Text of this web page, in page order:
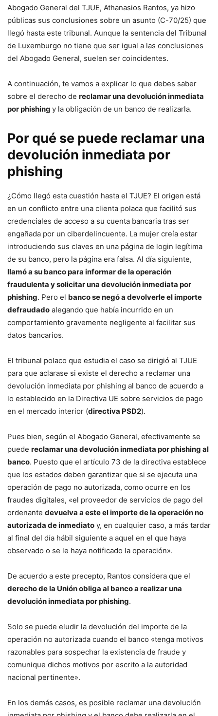
Abogado General del TJUE, Athanasios Rantos, ya hizo
públicas sus conclusiones sobre un asunto (C-70/25) que
llegó hasta este tribunal. Aunque la sentencia del Tribunal
de Luxemburgo no tiene que ser igual a las conclusiones
del Abogado General, suelen ser coincidentes.
A continuación, te vamos a explicar lo que debes saber
sobre el derecho de reclamar una devolución inmediata
por phishing y la obligación de un banco de realizarla.
Por qué se puede reclamar una
devolución inmediata por
phishing
¿Cómo llegó esta cuestión hasta el TJUE? El origen está
en un conflicto entre una clienta polaca que facilitó sus
credenciales de acceso a su cuenta bancaria tras ser
engañada por un ciberdelincuente. La mujer creía estar
introduciendo sus claves en una página de login legítima
de su banco, pero la página era falsa. Al día siguiente,
llamó a su banco para informar de la operación
fraudulenta y solicitar una devolución inmediata por
phishing. Pero el banco se negó a devolverle el importe
defraudado alegando que había incurrido en un
comportamiento gravemente negligente al facilitar sus
datos bancarios.
El tribunal polaco que estudia el caso se dirigió al TJUE
para que aclarase si existe el derecho a reclamar una
devolución inmediata por phishing al banco de acuerdo a
lo establecido en la Directiva UE sobre servicios de pago
en el mercado interior (directiva PSD2).
Pues bien, según el Abogado General, efectivamente se
puede reclamar una devolución inmediata por phishing al
banco. Puesto que el artículo 73 de la directiva establece
que los estados deben garantizar que si se ejecuta una
operación de pago no autorizada, como ocurre en los
fraudes digitales, «el proveedor de servicios de pago del
ordenante devuelva a este el importe de la operación no
autorizada de inmediato y, en cualquier caso, a más tardar
al final del día hábil siguiente a aquel en el que haya
observado o se le haya notificado la operación».
De acuerdo a este precepto, Rantos considera que el
derecho de la Unión obliga al banco a realizar una
devolución inmediata por phishing.
Solo se puede eludir la devolución del importe de la
operación no autorizada cuando el banco «tenga motivos
razonables para sospechar la existencia de fraude y
comunique dichos motivos por escrito a la autoridad
nacional pertinente».
En los demás casos, es posible reclamar una devolución